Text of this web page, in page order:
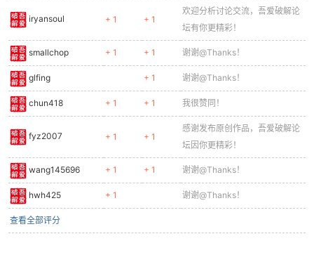
iryansoul + 1 + 1
欢迎分析讨论交流，吾爱破解论
坛有你更精彩！
smallchop + 1 + 1 谢谢@Thanks！
glfing + 1 谢谢@Thanks！
chun418 + 1 + 1 我很赞同！
fyz2007 + 1 + 1
感谢发布原创作品，吾爱破解论
坛因你更精彩！
wang145696 + 1 + 1 谢谢@Thanks！
hwh425 + 1 谢谢@Thanks！
查看全部评分